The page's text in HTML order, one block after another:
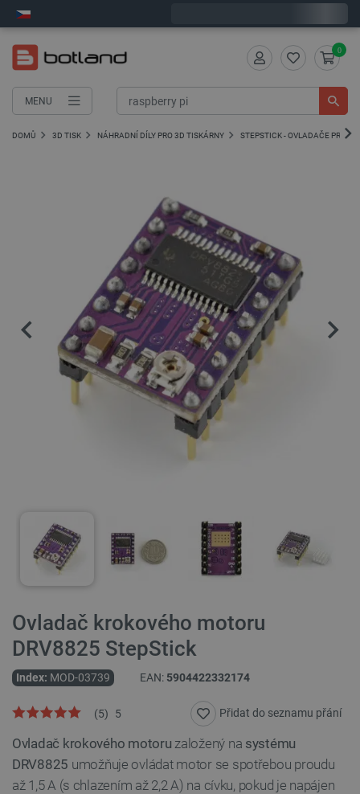
MENU
0
DOMŮ 3D TISK NÁHRADNÍ DÍLY PRO 3D TISKÁRNY STEPSTICK - OVLADAČE PRO
Ovladač krokového motoru
DRV8825 StepStick
Index: MOD-03739 EAN: 5904422332174
5
(5) Přidat do seznamu přání
Ovladač krokového motoru založený na systému
DRV8825 umožňuje ovládat motor se spotřebou proudu
až 1,5 A (s chlazením až 2,2 A) na cívku, pokud je napájen